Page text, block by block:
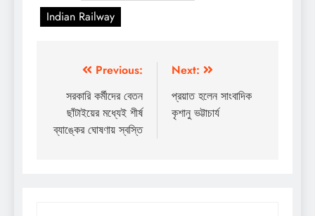
Indian Railway
navigation
Previous:
সরকারি কর্মীদের বেতন
ছাঁটাইয়ের মধ্যেই শীর্ষ
ব্যাঙ্কের ঘোষণায় স্বস্তি
Next:
প্রয়াত হলেন সাংবাদিক
কৃশানু ভট্টাচার্য